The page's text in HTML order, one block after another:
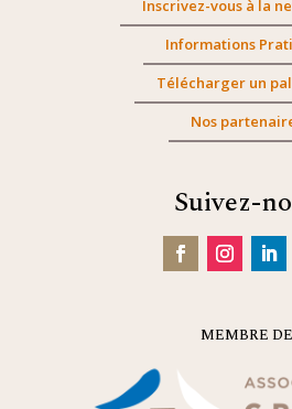
Inscrivez-vous à la
Informations
Télécharger un
Nos
Suivez-
MEMBRE DE